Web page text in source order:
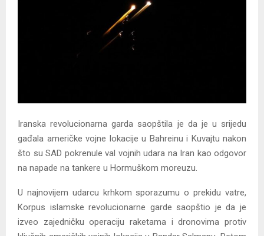
Iranska revolucionarna garda saopštila je da je u srijedu
gađala američke vojne lokacije u Bahreinu i Kuvajtu nakon
što su SAD pokrenule val vojnih udara na Iran kao odgovor
na napade na tankere u Hormuškom moreuzu.
U najnovijem udarcu krhkom sporazumu o prekidu vatre,
Korpus islamske revolucionarne garde saopštio je da je
izveo zajedničku operaciju raketama i dronovima protiv